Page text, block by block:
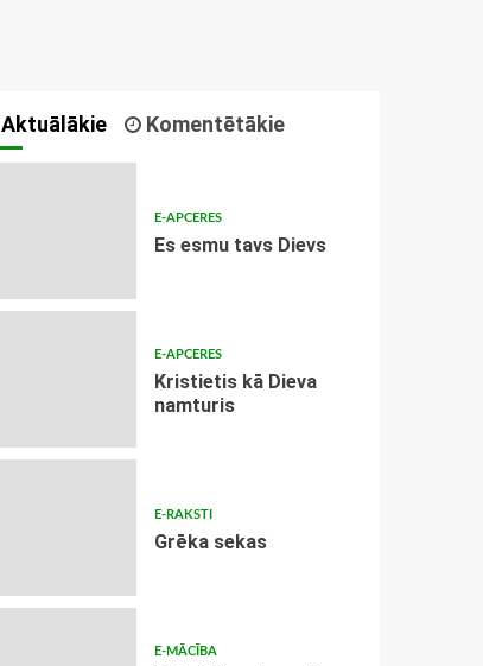
Aktuālākie Komentētākie
E-APCERES
Es esmu tavs Dievs
E-APCERES
Kristietis kā Dieva
namturis
E-RAKSTI
Grēka sekas
E-MĀCĪBA